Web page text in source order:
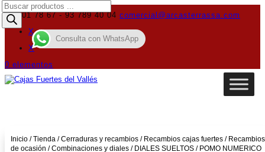
619 01 78 67 - 93 789 40 04 comercial@arcasterrassa.com
X
X
0 elementos
Búsqueda
de
productos
Inicio /Tienda /Cerraduras y recambios / Recambios cajas fuertes / Recambios
de ocasión /Combinaciones y diales / DIALES SUELTOS / POMO NUMERICO
Consulta con WhatsApp